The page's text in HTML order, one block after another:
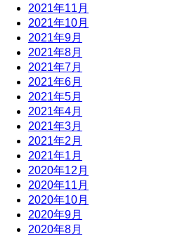
2021年11月
2021年10月
2021年9月
2021年8月
2021年7月
2021年6月
2021年5月
2021年4月
2021年3月
2021年2月
2021年1月
2020年12月
2020年11月
2020年10月
2020年9月
2020年8月